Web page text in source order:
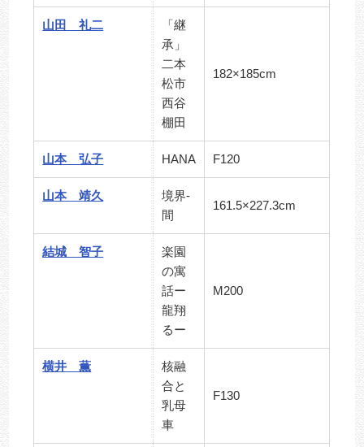
山田 礼二
「継
承」
二本
松市
西谷
棚田
182×185cm
山本 弘子 HANA F120
山本 靖久
境界-
間
161.5×227.3cm
結城 智子
楽園
の寓
話ー
龍翔
るー
M200
横井 薫
核融
合と
乳母
車
F130